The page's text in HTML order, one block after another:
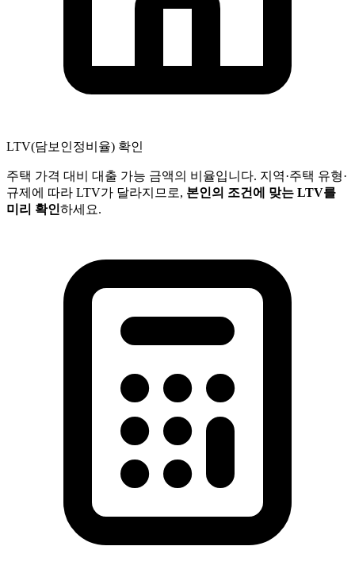
LTV(담보인정비율) 확인
주택 가격 대비 대출 가능 금액의 비율입니다. 지역·주택 유형·
규제에 따라 LTV가 달라지므로, 본인의 조건에 맞는 LTV를
미리 확인하세요.